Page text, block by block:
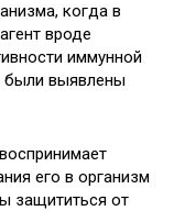
когда в
вроде
иммунной
были выявлены
его в организм
защититься от